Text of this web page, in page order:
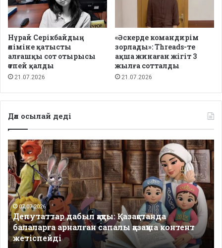
Нұрай Серікбайдың
өліміне қатысты
алғашқы сот отырысы
өтпей қалды
21.07.2026
«Әскерде командирім
зорлады»: Threads-те
ақша жинаған жігіт 3
жылға сотталды
21.07.2026
Дәл осылай деді
Депутаттар
дабыл
қақты:
Қазақстанда
балаларға
арналған
сапалы
қазақша
контент
жетіспейді
07.07.2026
Депутаттар дабыл қақты: Қазақстанда
балаларға арналған сапалы қазақша контент
жетіспейді